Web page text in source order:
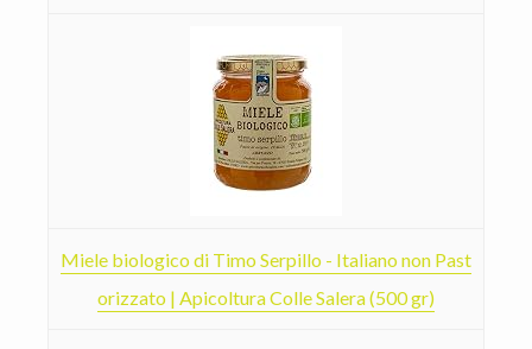
Miele biologico di Timo Serpillo - Italiano non Past
orizzato | Apicoltura Colle Salera (500 gr)